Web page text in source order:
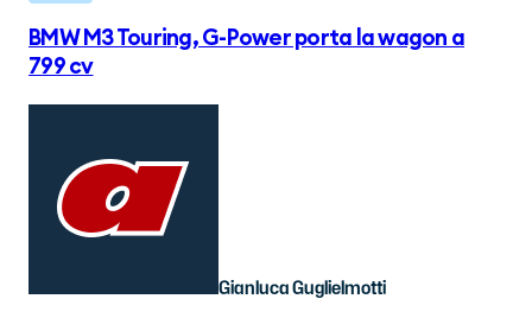
BMW M3 Touring, G-Power porta la wagon a
799 cv
Gianluca Guglielmotti